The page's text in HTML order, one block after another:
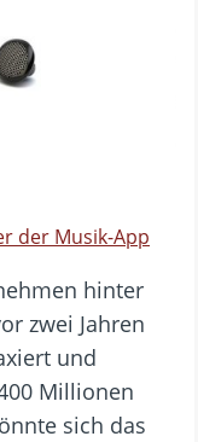
der Musik-App
hinter
zwei Jahren
und
Millionen
sich das